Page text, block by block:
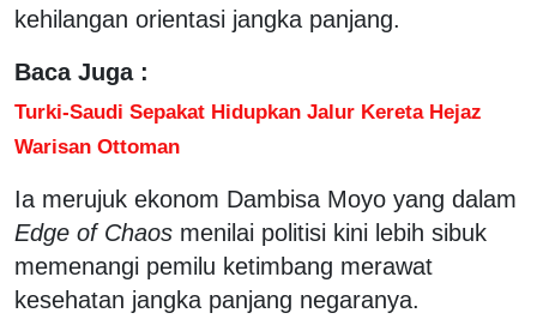
kehilangan orientasi jangka panjang.
Baca Juga :
Turki-Saudi Sepakat Hidupkan Jalur Kereta Hejaz
Warisan Ottoman
Ia merujuk ekonom Dambisa Moyo yang dalam
Edge of Chaos menilai politisi kini lebih sibuk
memenangi pemilu ketimbang merawat
kesehatan jangka panjang negaranya.